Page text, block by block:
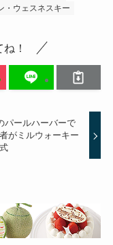
・ウェスネスキー
！
パールハーバーで
がミルウォーキー